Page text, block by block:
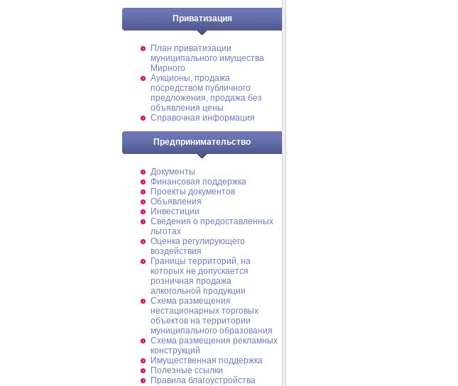
Приватизация
План приватизации
муниципального имущества
Мирного
Аукционы, продажа
посредством публичного
предложения, продажа без
объявления цены
Справочная информация
Предпринимательство
Документы
Финансовая поддержка
Проекты документов
Объявления
Инвестиции
Сведения о предоставленных
льготах
Оценка регулирующего
воздействия
Границы территорий, на
которых не допускается
розничная продажа
алкогольной продукции
Схема размещения
нестационарных торговых
объектов на территории
муниципального образования
Схема размещения рекламных
конструкций
Имущественная поддержка
Полезные ссылки
Правила благоустройства